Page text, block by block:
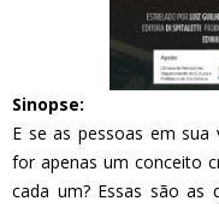
Sinopse:
E se as pessoas em sua
for apenas um conceito
cada um? Essas são as